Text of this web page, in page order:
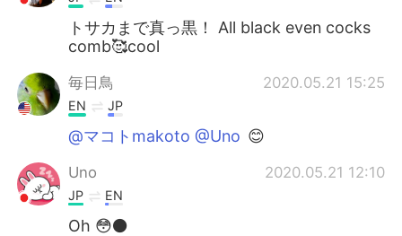
トサカまで真っ黒！ All black even cocks
comb🥰cool
毎日鳥 2020.05.21 15:25
EN JP
@マコトmakoto @Uno 😊
Uno 2020.05.21 12:10
JP EN
Oh 😳⚫️